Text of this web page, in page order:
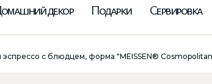
декор Подарки Сервировка
с блюдцем, форма "MEISSEN®